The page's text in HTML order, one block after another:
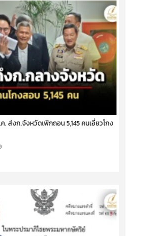
. ส่งก.จังหวัดเพิกถอน 5,145 คนเอี่ยวโกง